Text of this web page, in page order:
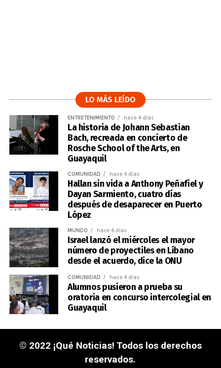
LO MÁS LEÍDO
ENTRETENIMIENTO hace 4 días
La historia de Johann Sebastian
Bach, recreada en concierto de
Rosche School of the Arts, en
Guayaquil
COMUNIDAD hace 4 días
Hallan sin vida a Anthony Peñafiel y
Dayan Sarmiento, cuatro días
después de desaparecer en Puerto
López
MUNDO hace 4 días
Israel lanzó el miércoles el mayor
número de proyectiles en Líbano
desde el acuerdo, dice la ONU
COMUNIDAD hace 4 días
Alumnos pusieron a prueba su
oratoria en concurso intercolegial en
Guayaquil
© 2022 ¡Qué Noticias! Todos los derechos
reservados.